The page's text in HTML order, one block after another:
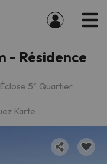
- Résidence
5* Quartier
Karte